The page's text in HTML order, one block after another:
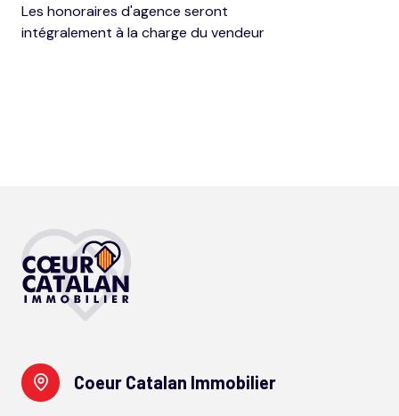
Les honoraires d'agence seront
intégralement à la charge du vendeur
Coeur Catalan Immobilier